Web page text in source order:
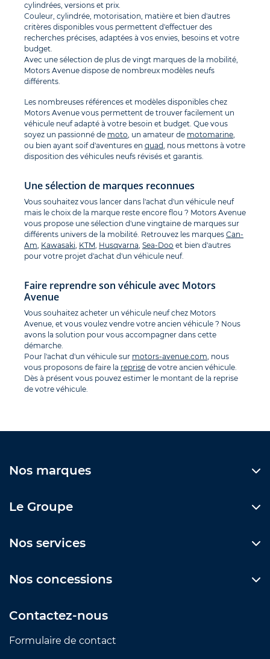
cylindrées, versions et prix.
Couleur, cylindrée, motorisation, matière et bien d'autres
critères disponibles vous permettent d'effectuer des
recherches précises, adaptées à vos envies, besoins et votre
budget.
Avec une sélection de plus de vingt marques de la mobilité,
Motors Avenue dispose de nombreux modèles neufs
différents.
Les nombreuses références et modèles disponibles chez
Motors Avenue vous permettent de trouver facilement un
véhicule neuf adapté à votre besoin et budget. Que vous
soyez un passionné de moto, un amateur de motomarine,
ou bien ayant soif d'aventures en quad, nous mettons à votre
disposition des véhicules neufs révisés et garantis.
Une sélection de marques reconnues
Vous souhaitez vous lancer dans l'achat d'un véhicule neuf
mais le choix de la marque reste encore flou ? Motors Avenue
vous propose une sélection d'une vingtaine de marques sur
différents univers de la mobilité. Retrouvez les marques Can-
Am, Kawasaki, KTM, Husqvarna, Sea-Doo et bien d'autres
pour votre projet d'achat d'un véhicule neuf.
Faire reprendre son véhicule avec Motors
Avenue
Vous souhaitez acheter un véhicule neuf chez Motors
Avenue, et vous voulez vendre votre ancien véhicule ? Nous
avons la solution pour vous accompagner dans cette
démarche.
Pour l'achat d'un véhicule sur motors-avenue.com, nous
vous proposons de faire la reprise de votre ancien véhicule.
Dès à présent vous pouvez estimer le montant de la reprise
de votre véhicule.
Nos marques
Le Groupe
Nos services
Nos concessions
Contactez-nous
Formulaire de contact